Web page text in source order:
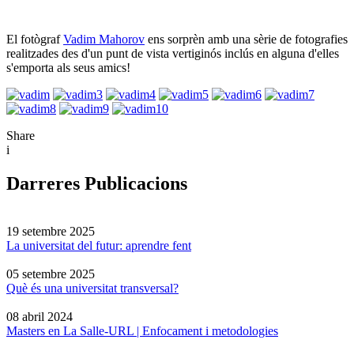
El fotògrafVadim Mahorov ens sorprèn amb una sèrie de fotografies
realitzades des d'un punt de vista vertiginós inclús en alguna d'elles
s'emporta als seus amics!
Share
i
Darreres Publicacions
19 setembre 2025
La universitat del futur: aprendre fent
05 setembre 2025
Què és una universitat transversal?
08 abril 2024
Masters en La Salle-URL | Enfocament i metodologies